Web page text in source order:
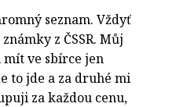
seznam. Vždyť
z ČSSR. Můj
mít ve sbírce jen
to jde a za druhé mi
za každou cenu,